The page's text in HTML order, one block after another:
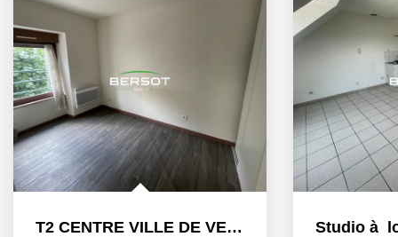
T2 CENTRE VILLE DE VESOUL